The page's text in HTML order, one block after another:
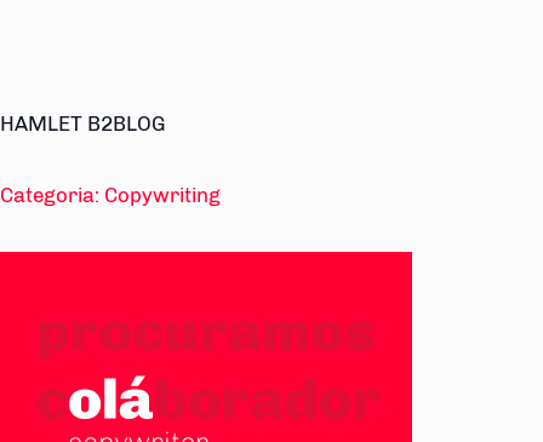
HAMLET B2BLOG
Categoria: Copywriting